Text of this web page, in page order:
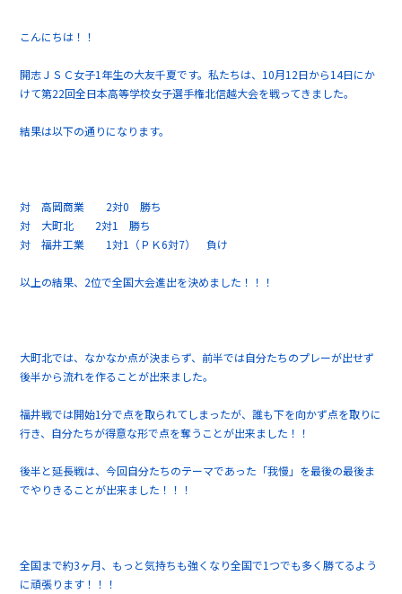
こんにちは！！
開志ＪＳＣ女子1年生の大友千夏です。私たちは、10月12日から14日にか
けて第22回全日本高等学校女子選手権北信越大会を戦ってきました。
結果は以下の通りになります。
対 高岡商業 2対0 勝ち
対 大町北 2対1 勝ち
対 福井工業 1対1（ＰＫ6対7） 負け
以上の結果、2位で全国大会進出を決めました！！！
大町北では、なかなか点が決まらず、前半では自分たちのプレーが出せず
後半から流れを作ることが出来ました。
福井戦では開始1分で点を取られてしまったが、誰も下を向かず点を取りに
行き、自分たちが得意な形で点を奪うことが出来ました！！
後半と延長戦は、今回自分たちのテーマであった「我慢」を最後の最後ま
でやりきることが出来ました！！！
全国まで約3ヶ月、もっと気持ちも強くなり全国で1つでも多く勝てるよう
に頑張ります！！！